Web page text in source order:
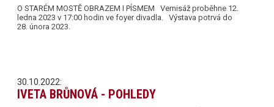
O STARÉM MOSTĚ OBRAZEM I PÍSMEM Vernisáž proběhne 12.
ledna 2023 v 17:00 hodin ve foyer divadla. Výstava potrvá do
28. února 2023.
30.10.2022:
IVETA BRŮNOVÁ - POHLEDY